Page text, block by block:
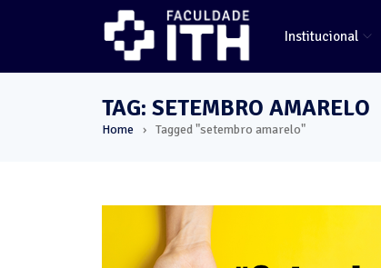
Institucional
TAG: SETEMBRO AMARELO
Home › Tagged "setembro amarelo"